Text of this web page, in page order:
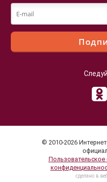
© 2010-2026
Пользовательское
cделано в
Продолжая просмотр
персональных данных.